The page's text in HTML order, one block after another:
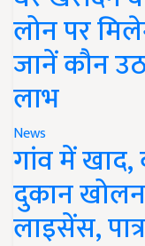
लोन पर
जानें कौन
लाभ
News
गांव में
दुकान
लाइसेंस,